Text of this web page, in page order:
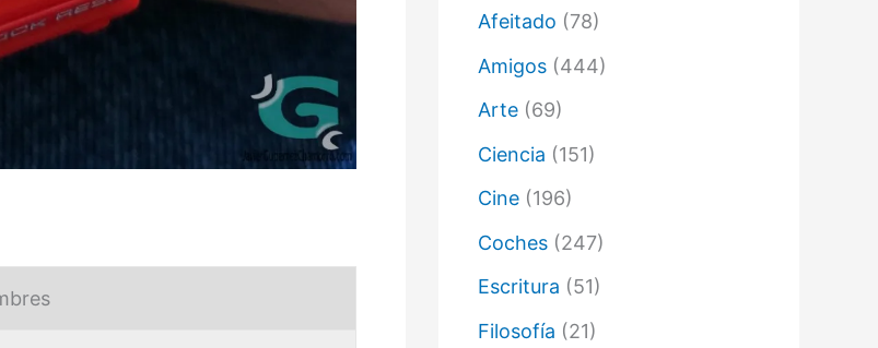
ó
i
o
Afeitado (78)
Amigos (444)
Arte (69)
Ciencia (151)
Cine (196)
Coches (247)
Escritura (51)
Filosofía (21)